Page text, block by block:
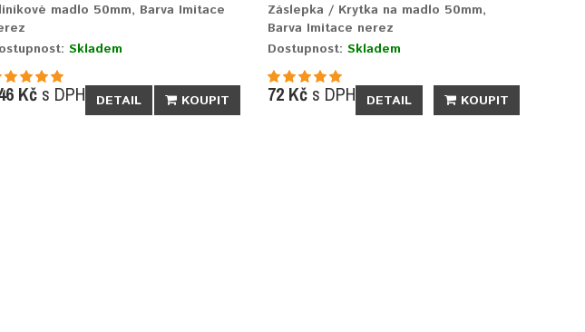
madlo 50mm, Barva Imitace
Skladem
Kčs DPH DETAIL KOUPIT
Záslepka / Krytka na madlo 50mm,
Barva Imitace nerez
Dostupnost:Skladem
72 Kč s DPH DETAIL KOUPIT